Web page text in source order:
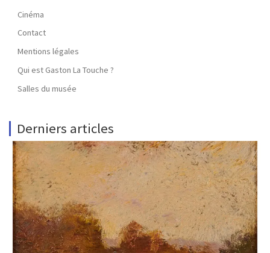
Cinéma
Contact
Mentions légales
Qui est Gaston La Touche ?
Salles du musée
Derniers articles